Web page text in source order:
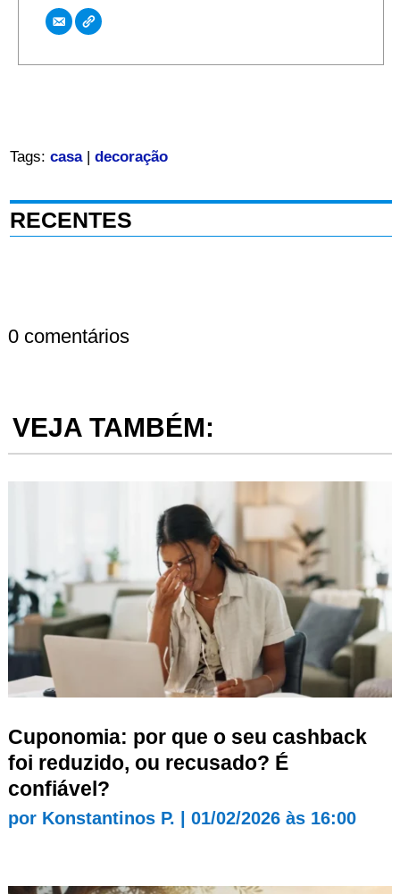
Tags: casa| decoração
RECENTES
0 comentários
VEJA TAMBÉM:
Cuponomia: por que o seu cashback
foi reduzido, ou recusado? É
confiável?
por Konstantinos P. 01/02/2026 às 16:00